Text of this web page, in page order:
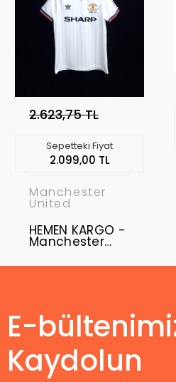
2.623,75 TL
Sepetteki Fiyat
2.099,00 TL
Manchester
United
HEMEN KARGO -
Manchester
Kupası Finali
E-
Kaydolun